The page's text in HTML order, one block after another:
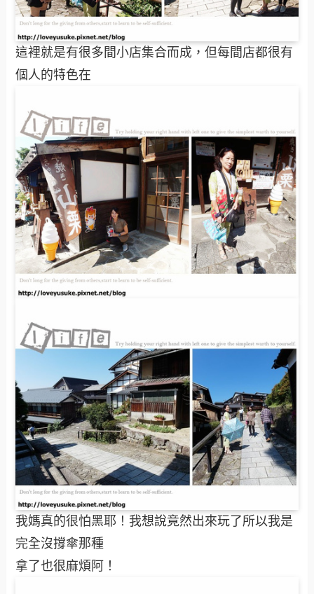
這裡就是有很多間小店集合而成，但每間店都很有
個人的特色在
我媽真的很怕黑耶！我想說竟然出來玩了所以我是
完全沒撐傘那種
拿了也很麻煩阿！